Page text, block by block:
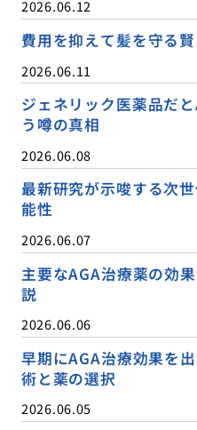
2026.06.12
費用を抑えて髪を守る
2026.06.11
ジェネリック医薬品だ
う噂の真相
2026.06.08
最新研究が示唆する次
能性
2026.06.07
主要なAGA治療薬の効
説
2026.06.06
早期にAGA治療効果を
術と薬の選択
2026.06.05